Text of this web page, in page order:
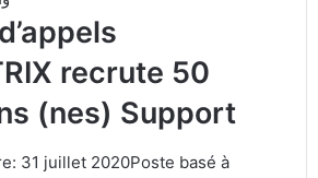
recrute 50
(nes) Support
31 juillet 2020Poste basé à